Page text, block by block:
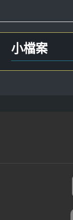
小檔案